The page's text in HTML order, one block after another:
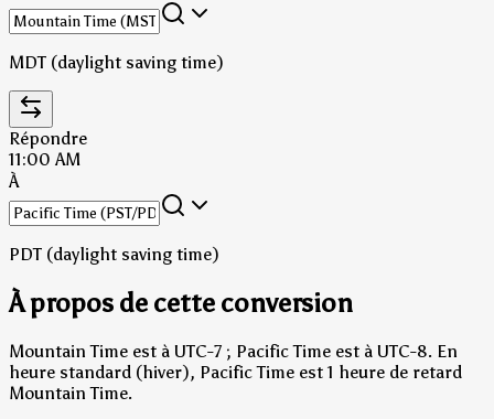
MDT (daylight saving time)
Répondre
11:00 AM
À
PDT (daylight saving time)
À propos de cette conversion
Mountain Time est à UTC-7 ; Pacific Time est à UTC-8. En
heure standard (hiver), Pacific Time est 1 heure de retard
Mountain Time.